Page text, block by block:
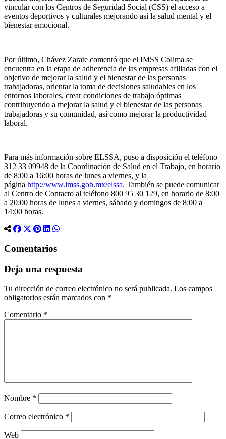
vincular con los Centros de Seguridad Social (CSS) el acceso a
eventos deportivos y culturales mejorando así la salud mental y el
bienestar emocional.
Por último, Chávez Zarate comentó que el IMSS Colima se
encuentra en la etapa de adherencia de las empresas afiliadas con el
objetivo de mejorar la salud y el bienestar de las personas
trabajadoras, orientar la toma de decisiones saludables en los
entornos laborales, crear condiciones de trabajo óptimas
contribuyendo a mejorar la salud y el bienestar de las personas
trabajadoras y su comunidad, así como mejorar la productividad
laboral.
Para más información sobre ELSSA, puso a disposición el teléfono
312 33 09948 de la Coordinación de Salud en el Trabajo, en horario
de 8:00 a 16:00 horas de lunes a viernes, y la
página http://www.imss.gob.mx/elssa. También se puede comunicar
al Centro de Contacto al teléfono 800 95 30 129, en horario de 8:00
a 20:00 horas de lunes a viernes, sábado y domingos de 8:00 a
14:00 horas.
Comentarios
Deja una respuesta
Tu dirección de correo electrónico no será publicada. Los campos
obligatorios están marcados con *
Comentario *
Nombre *
Correo electrónico *
Web